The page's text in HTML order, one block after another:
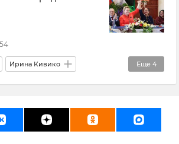
Еще 4
Ирина Кивико
Новости Крыма
побратимы